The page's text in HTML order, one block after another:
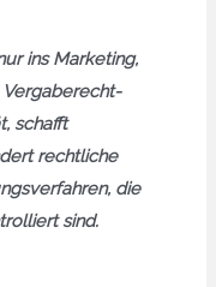
ins Marketing,
schafft
rechtliche
die
sind.